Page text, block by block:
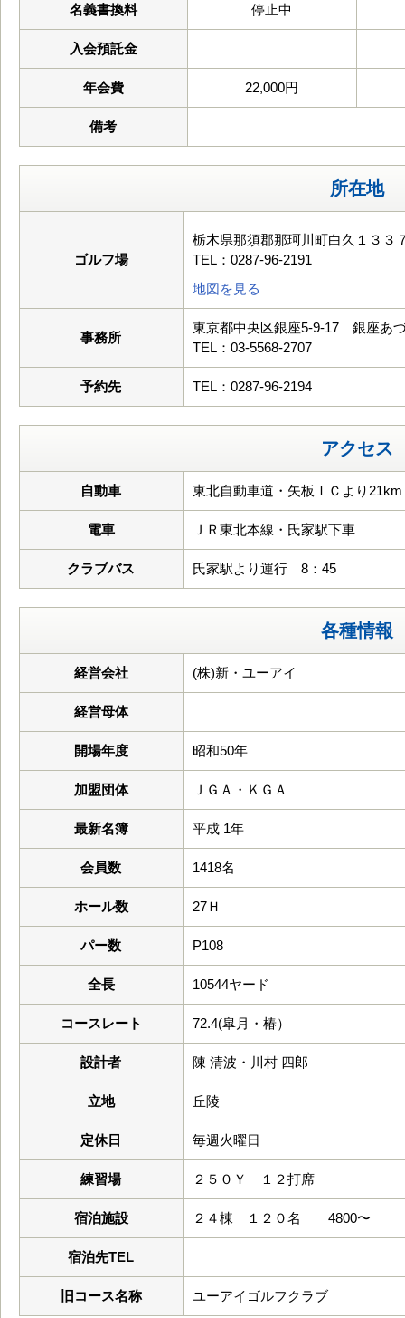
名義書換料 停止中
入会預託金
年会費 22,000円
備考
所在地
ゴルフ場
栃木県那須郡那珂川町白久１３３
TEL：0287-96-2191
地図を見る
事務所
東京都中央区銀座5-9-17 銀座あ
TEL：03-5568-2707
予約先 TEL：0287-96-2194
アクセス
自動車 東北自動車道・矢板ＩＣより21km
電車 ＪＲ東北本線・氏家駅下車
クラブバス 氏家駅より運行 8：45
各種情報
経営会社 (株)新・ユーアイ
経営母体
開場年度 昭和50年
加盟団体 ＪＧＡ・ＫＧＡ
最新名簿 平成 1年
会員数 1418名
ホール数 27Ｈ
パー数 P108
全長 10544ヤード
コースレート 72.4(皐月・椿）
設計者 陳 清波・川村 四郎
立地 丘陵
定休日 毎週火曜日
練習場 ２５０Ｙ １２打席
宿泊施設 ２４棟 １２０名 4800〜
宿泊先TEL
旧コース名称 ユーアイゴルフクラブ